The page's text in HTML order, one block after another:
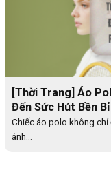
[Thời Trang] Áo
Đến Sức Hút Bền
Chiếc áo polo không
ánh...